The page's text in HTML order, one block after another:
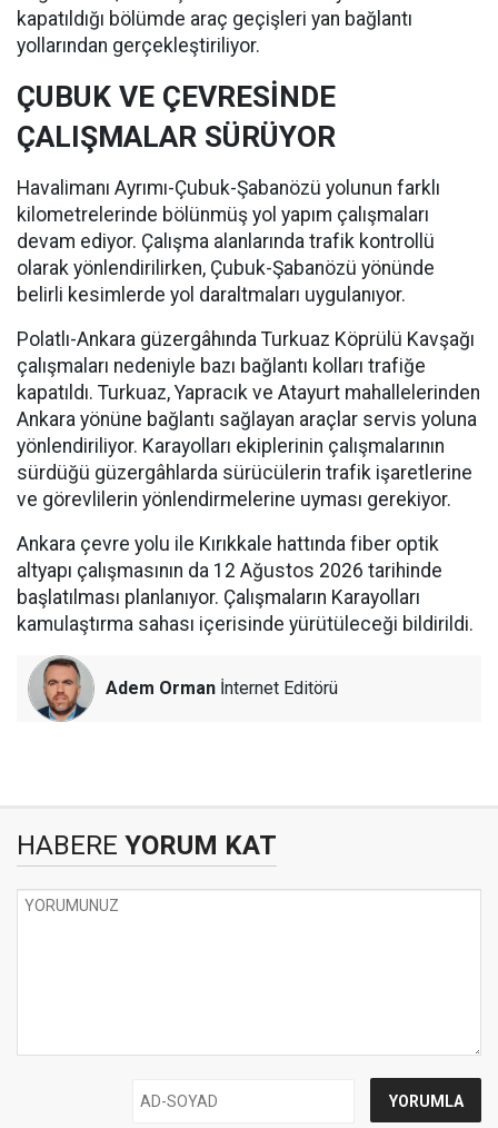
kapatıldığı bölümde araç geçişleri yan bağlantı
yollarından gerçekleştiriliyor.
ÇUBUK VE ÇEVRESİNDE
ÇALIŞMALAR SÜRÜYOR
Havalimanı Ayrımı-Çubuk-Şabanözü yolunun farklı
kilometrelerinde bölünmüş yol yapım çalışmaları
devam ediyor. Çalışma alanlarında trafik kontrollü
olarak yönlendirilirken, Çubuk-Şabanözü yönünde
belirli kesimlerde yol daraltmaları uygulanıyor.
Polatlı-Ankara güzergâhında Turkuaz Köprülü Kavşağı
çalışmaları nedeniyle bazı bağlantı kolları trafiğe
kapatıldı. Turkuaz, Yapracık ve Atayurt mahallelerinden
Ankara yönüne bağlantı sağlayan araçlar servis yoluna
yönlendiriliyor. Karayolları ekiplerinin çalışmalarının
sürdüğü güzergâhlarda sürücülerin trafik işaretlerine
ve görevlilerin yönlendirmelerine uyması gerekiyor.
Ankara çevre yolu ile Kırıkkale hattında fiber optik
altyapı çalışmasının da 12 Ağustos 2026 tarihinde
başlatılması planlanıyor. Çalışmaların Karayolları
kamulaştırma sahası içerisinde yürütüleceği bildirildi.
Adem Orman İnternet Editörü
HABERE YORUM KAT